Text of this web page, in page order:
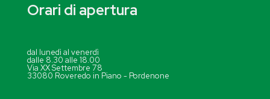
Orari di apertura
dal lunedì al venerdì
dalle 8.30 alle 18.00
Via XX Settembre 78
33080 Roveredo in Piano - Pordenone